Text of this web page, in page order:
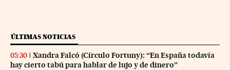
ÚLTIMAS NOTICIAS
05:30
Xandra Falcó (Círculo Fortuny): “En España todavía
hay cierto tabú para hablar de lujo y de dinero”